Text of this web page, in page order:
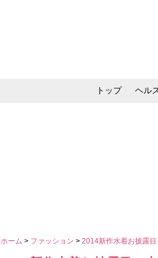
トップ ヘル
ホーム > ファッション > 2014新作水着お披露